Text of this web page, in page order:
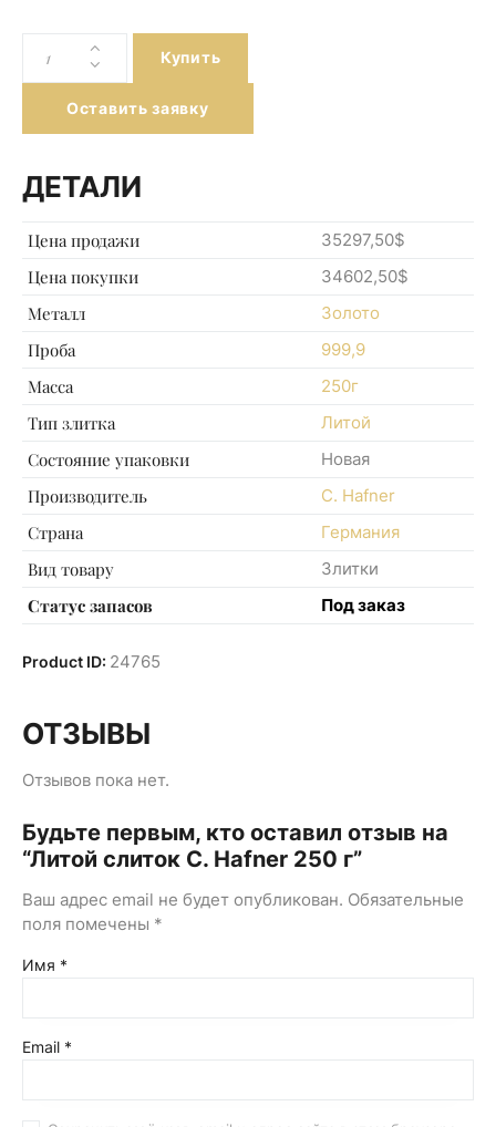
Купить
Оставить заявку
ДЕТАЛИ
Цена продажи 35297,50$
Цена покупки 34602,50$
Металл Золото
Проба 999,9
Масса 250г
Тип злитка Литой
Состояние упаковки Новая
Производитель C. Hafner
Страна Германия
Вид товару Злитки
Статус запасов Под заказ
Product ID: 24765
ОТЗЫВЫ
Отзывов пока нет.
Будьте первым, кто оставил отзыв на
“Литой слиток C. Hafner 250 г”
Ваш адрес email не будет опубликован. Обязательные
поля помечены *
Имя *
Email *